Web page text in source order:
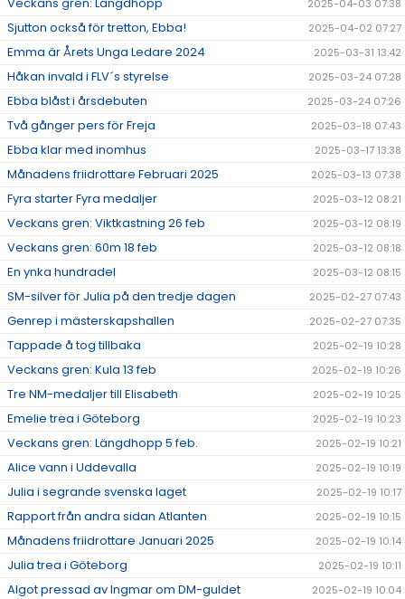
2025-04-03 07:38
Sjutton också för tretton, Ebba! 2025-04-02 07:27
Emma är Årets Unga Ledare 2024 2025-03-31 13:42
Håkan invald i FLV´s styrelse 2025-03-24 07:28
Ebba blåst i årsdebuten 2025-03-24 07:26
Två gånger pers för Freja 2025-03-18 07:43
Ebba klar med inomhus 2025-03-17 13:38
Månadens friidrottare Februari 2025 2025-03-13 07:38
Fyra starter Fyra medaljer 2025-03-12 08:21
Veckans gren: Viktkastning 26 feb 2025-03-12 08:19
Veckans gren: 60m 18 feb 2025-03-12 08:18
En ynka hundradel 2025-03-12 08:15
SM-silver för Julia på den tredje dagen 2025-02-27 07:43
Genrep i mästerskapshallen 2025-02-27 07:35
Tappade å tog tillbaka 2025-02-19 10:28
Veckans gren: Kula 13 feb 2025-02-19 10:26
Tre NM-medaljer till Elisabeth 2025-02-19 10:25
Emelie trea i Göteborg 2025-02-19 10:23
Veckans gren: Längdhopp 5 feb. 2025-02-19 10:21
Alice vann i Uddevalla 2025-02-19 10:19
Julia i segrande svenska laget 2025-02-19 10:17
Rapport från andra sidan Atlanten 2025-02-19 10:15
Månadens friidrottare Januari 2025 2025-02-19 10:14
Julia trea i Göteborg 2025-02-19 10:11
Algot pressad av Ingmar om DM-guldet 2025-02-19 10:04